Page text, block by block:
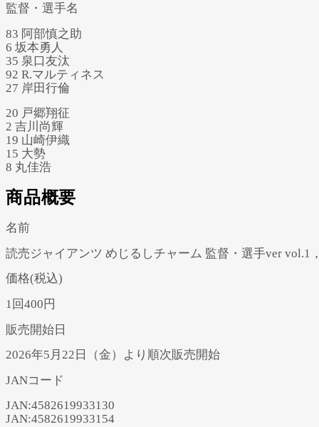
監督・選手名
83 阿部慎之助
6 坂本勇人
35 泉口友汰
92 R.マルティネス
27 岸田行倫
20 戸郷翔征
2 吉川尚輝
19 山崎伊織
15 大勢
8 丸佳浩
商品概要
名前
読売ジャイアンツ めじるしチャーム 監督・選手ver vol.1
価格(税込)
1回400円
販売開始日
2026年5月22日（金）より順次販売開始
JANコード
JAN:4582619933130
JAN:4582619933154